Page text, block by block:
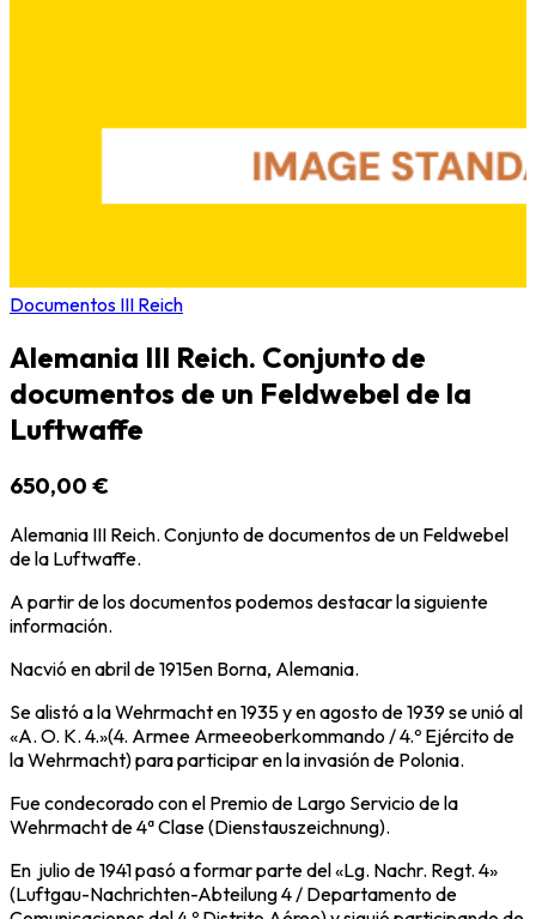
Documentos III Reich
Alemania III Reich. Conjunto de
documentos de un Feldwebel de la
Luftwaffe
650,00 €
Alemania III Reich. Conjunto de documentos de un Feldwebel
de la Luftwaffe.
A partir de los documentos podemos destacar la siguiente
información.
Nacvió en abril de 1915en Borna, Alemania.
Se alistó a la Wehrmacht en 1935 y en agosto de 1939 se unió al
«A. O. K. 4.»(4. Armee Armeeoberkommando / 4.º Ejército de
la Wehrmacht) para participar en la invasión de Polonia.
Fue condecorado con el Premio de Largo Servicio de la
Wehrmacht de 4ª Clase (Dienstauszeichnung).
En julio de 1941 pasó a formar parte del «Lg. Nachr. Regt. 4»
(Luftgau-Nachrichten-Abteilung 4 / Departamento de